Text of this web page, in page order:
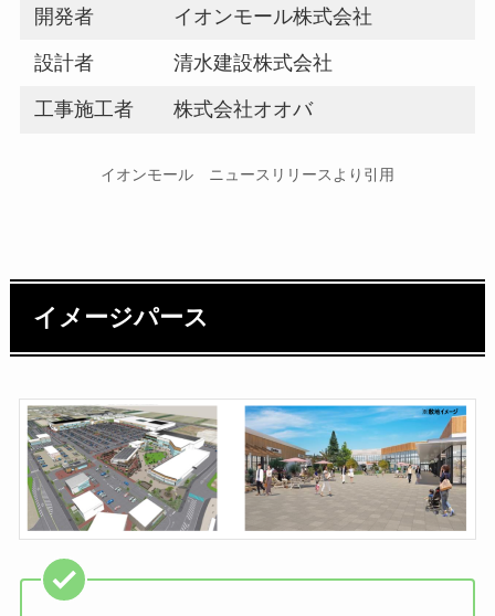
開発者 イオンモール株式会社
設計者 清水建設株式会社
工事施工者 株式会社オオバ
イオンモール ニュースリリースより引用
イメージパース